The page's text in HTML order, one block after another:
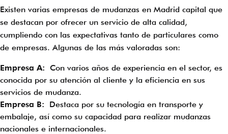
Existen varias empresas de mudanzas en Madrid capital que
se destacan por ofrecer un servicio de alta calidad,
cumpliendo con las expectativas tanto de particulares como
de empresas. Algunas de las más valoradas son:
Empresa A: Con varios años de experiencia en el sector, es
conocida por su atención al cliente y la eficiencia en sus
servicios de mudanza.
Empresa B: Destaca por su tecnología en transporte y
embalaje, así como su capacidad para realizar mudanzas
nacionales e internacionales.